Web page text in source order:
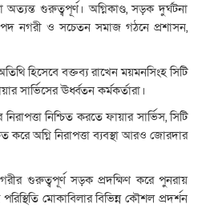
গুরুত্বপূর্ণ। অগ্নিকাণ্ড, সড়ক দুর্ঘটনা
নগরী ও সচেতন সমাজ গঠনে প্রশাসন,
হিসেবে বক্তব্য রাখেন ময়মনসিংহ সিটি
ঊর্ধ্বতন কর্মকর্তারা।
নিশ্চিত করতে ফায়ার সার্ভিস, সিটি
অগ্নি নিরাপত্তা ব্যবস্থা আরও জোরদার
গুরুত্বপূর্ণ সড়ক প্রদক্ষিণ করে পুনরায়
মোকাবিলার বিভিন্ন কৌশল প্রদর্শন